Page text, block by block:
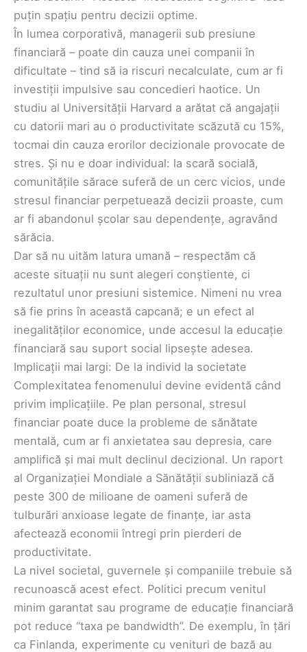
puțin spațiu pentru decizii optime.
În lumea corporativă, managerii sub presiune
financiară – poate din cauza unei companii în
dificultate – tind să ia riscuri necalculate, cum ar fi
investiții impulsive sau concedieri haotice. Un
studiu al Universității Harvard a arătat că angajații
cu datorii mari au o productivitate scăzută cu 15%,
tocmai din cauza erorilor decizionale provocate de
stres. Și nu e doar individual: la scară socială,
comunitățile sărace suferă de un cerc vicios, unde
stresul financiar perpetuează decizii proaste, cum
ar fi abandonul școlar sau dependențe, agravând
sărăcia.
Dar să nu uităm latura umană – respectăm că
aceste situații nu sunt alegeri conștiente, ci
rezultatul unor presiuni sistemice. Nimeni nu vrea
să fie prins în această capcană; e un efect al
inegalităților economice, unde accesul la educație
financiară sau suport social lipsește adesea.
Implicații mai largi: De la individ la societate
Complexitatea fenomenului devine evidentă când
privim implicațiile. Pe plan personal, stresul
financiar poate duce la probleme de sănătate
mentală, cum ar fi anxietatea sau depresia, care
amplifică și mai mult declinul decizional. Un raport
al Organizației Mondiale a Sănătății subliniază că
peste 300 de milioane de oameni suferă de
tulburări anxioase legate de finanțe, iar asta
afectează economii întregi prin pierderi de
productivitate.
La nivel societal, guvernele și companiile trebuie să
recunoască acest efect. Politici precum venitul
minim garantat sau programe de educație financiară
pot reduce “taxa pe bandwidth”. De exemplu, în țări
ca Finlanda, experimente cu venituri de bază au